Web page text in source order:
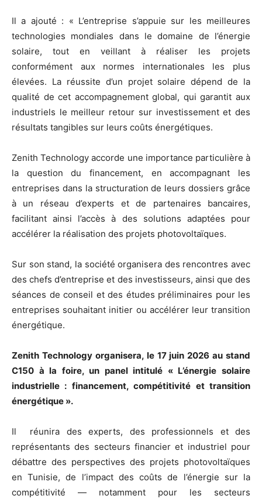
Il a ajouté : « L’entreprise s’appuie sur les meilleures
technologies mondiales dans le domaine de l’énergie
solaire, tout en veillant à réaliser les projets
conformément aux normes internationales les plus
élevées. La réussite d’un projet solaire dépend de la
qualité de cet accompagnement global, qui garantit aux
industriels le meilleur retour sur investissement et des
résultats tangibles sur leurs coûts énergétiques.
Zenith Technology accorde une importance particulière à
la question du financement, en accompagnant les
entreprises dans la structuration de leurs dossiers grâce
à un réseau d’experts et de partenaires bancaires,
facilitant ainsi l’accès à des solutions adaptées pour
accélérer la réalisation des projets photovoltaïques.
Sur son stand, la société organisera des rencontres avec
des chefs d’entreprise et des investisseurs, ainsi que des
séances de conseil et des études préliminaires pour les
entreprises souhaitant initier ou accélérer leur transition
énergétique.
Zenith Technology organisera, le 17 juin 2026 au stand
C150 à la foire, un panel intitulé « L’énergie solaire
industrielle : financement, compétitivité et transition
énergétique ».
Il réunira des experts, des professionnels et des
représentants des secteurs financier et industriel pour
débattre des perspectives des projets photovoltaïques
en Tunisie, de l’impact des coûts de l’énergie sur la
compétitivité — notamment pour les secteurs